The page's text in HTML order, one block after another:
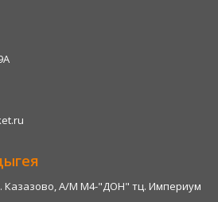
Казазово, А/М М4-"ДОН" тц. Империум